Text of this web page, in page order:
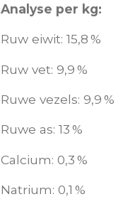
Analyse per kg:
Ruw eiwit: 15,8 %
Ruw vet: 9,9 %
Ruwe vezels: 9,9 %
Ruwe as: 13 %
Calcium: 0,3 %
Natrium: 0,1 %